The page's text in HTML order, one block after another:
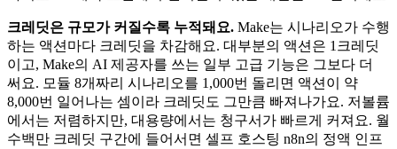
크레딧은 규모가 커질수록 누적돼요. Make는 시나리오가 수행
하는 액션마다 크레딧을 차감해요. 대부분의 액션은 1크레딧
이고, Make의 AI 제공자를 쓰는 일부 고급 기능은 그보다 더
써요. 모듈 8개짜리 시나리오를 1,000번 돌리면 액션이 약
8,000번 일어나는 셈이라 크레딧도 그만큼 빠져나가요. 저볼륨
에서는 저렴하지만, 대용량에서는 청구서가 빠르게 커져요. 월
수백만 크레딧 구간에 들어서면 셀프 호스팅 n8n의 정액 인프